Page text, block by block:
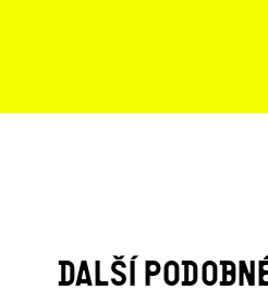
DALŠÍ